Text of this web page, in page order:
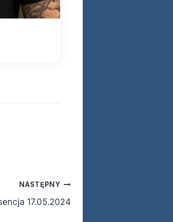
NASTĘPNY
17.05.2024